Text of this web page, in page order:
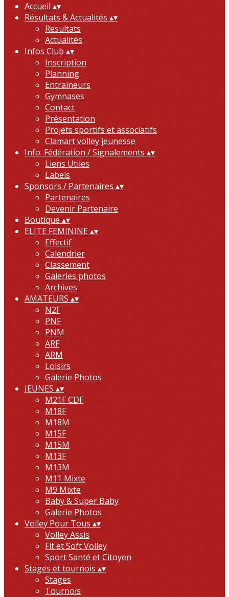
Accueil ▴▾
Résultats & Actualités ▴▾
Resultats
Actualités
Infos Club ▴▾
Inscription
Planning
Entraineurs
Gymnases
Contact
Présentation
Projets sportifs et associatifs
Clamart volley jeunesse
Info. Fédération / Signalements ▴▾
Liens Utiles
Labels
Sponsors / Partenaires ▴▾
Partenaires
Devenir Partenaire
Boutique ▴▾
ELITE FEMININE▴▾
Effectif
Calendrier
Classement
Galeries photos
Archives
AMATEURS ▴▾
N2F
PNF
PNM
ARF
ARM
Loisirs
Galerie Photos
JEUNES ▴▾
M21F CDF
M18F
M18M
M15F
M15M
M13F
M13M
M11 Mixte
M9 Mixte
Baby & Super Baby
Galerie Photos
Volley Pour Tous ▴▾
Volley Assis
Fit et Soft Volley
Sport Santé et Citoyen
Stages et tournois ▴▾
Stages
Tournois